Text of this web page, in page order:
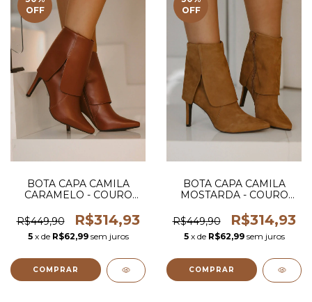
OFF
BOTA CAPA CAMILA
CARAMELO - COURO
R$449,90
R$314,93
5 x de R$62,99 sem juros
COMPRAR
OFF
BOTA CAPA CAMILA
MOSTARDA - COURO
R$449,90
R$314,93
5 x de R$62,99 sem juros
COMPRAR